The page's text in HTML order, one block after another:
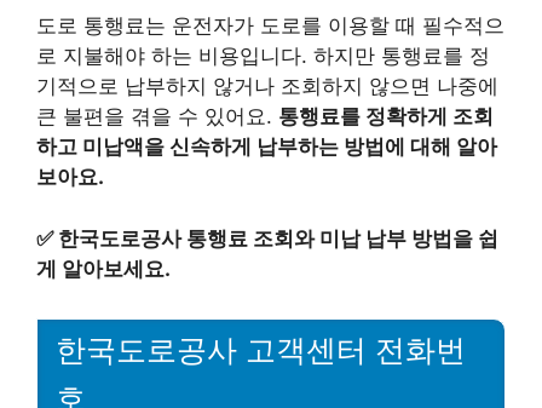
도로 통행료는 운전자가 도로를 이용할 때 필수적으
로 지불해야 하는 비용입니다. 하지만 통행료를 정
기적으로 납부하지 않거나 조회하지 않으면 나중에
큰 불편을 겪을 수 있어요. 통행료를 정확하게 조회
하고 미납액을 신속하게 납부하는 방법에 대해 알아
보아요.
✅ 한국도로공사 통행료 조회와 미납 납부 방법을 쉽
게 알아보세요.
한국도로공사 고객센터 전화번
호